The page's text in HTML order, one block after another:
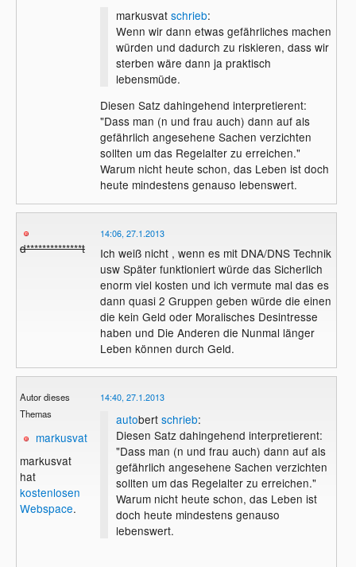
markusvat schrieb:
Wenn wir dann etwas gefährliches machen
würden und dadurch zu riskieren, dass wir
sterben wäre dann ja praktisch
lebensmüde.
Diesen Satz dahingehend interpretierent:
"Dass man (n und frau auch) dann auf als
gefährlich angesehene Sachen verzichten
sollten um das Regelalter zu erreichen."
Warum nicht heute schon, das Leben ist doch
heute mindestens genauso lebenswert.
d**************t
14:06, 27.1.2013
Ich weiß nicht , wenn es mit DNA/DNS Technik
usw Später funktioniert würde das Sicherlich
enorm viel kosten und ich vermute mal das es
dann quasi 2 Gruppen geben würde die einen
die kein Geld oder Moralisches Desintresse
haben und Die Anderen die Nunmal länger
Leben können durch Geld.
Autor dieses
Themas
markusvat
markusvat
hat
kostenlosen
Webspace.
14:40, 27.1.2013
autobert schrieb:
Diesen Satz dahingehend interpretierent:
"Dass man (n und frau auch) dann auf als
gefährlich angesehene Sachen verzichten
sollten um das Regelalter zu erreichen."
Warum nicht heute schon, das Leben ist
doch heute mindestens genauso
lebenswert.